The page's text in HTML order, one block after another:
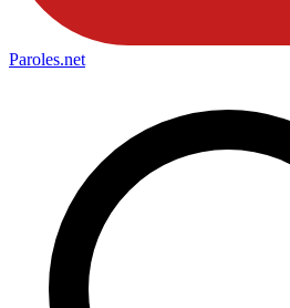
Paroles.net